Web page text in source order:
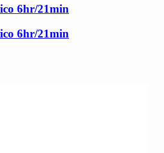
6hr/21min
6hr/21min